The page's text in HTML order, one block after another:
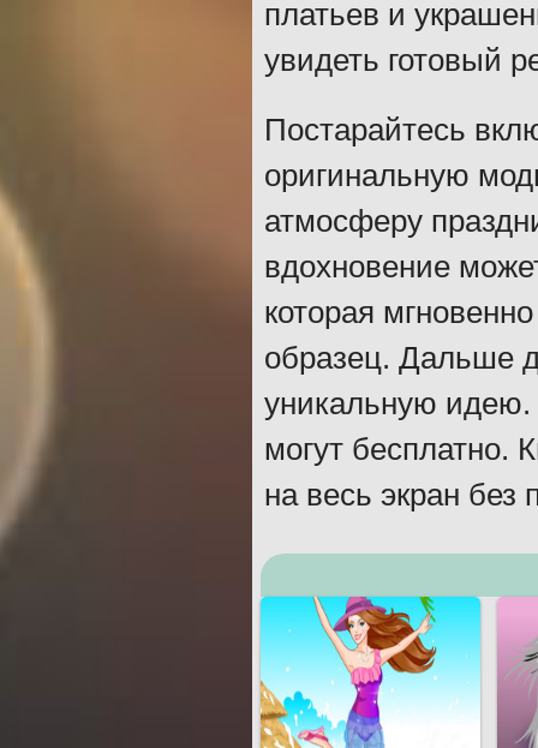
платьев и
увидеть готовый
Постарайтесь
оригинальную
атмосферу
вдохновение
которая
образец. Дальше
уникальную идею.
могут бесплатно.
на весь экран без